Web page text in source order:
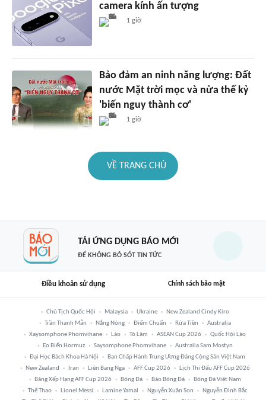
camera kính ấn tượng
1 giờ
Bảo đảm an ninh năng lượng: Đất
nước Mặt trời mọc và nửa thế kỷ
'biến nguy thành cơ'
1 giờ
VỀ TRANG CHỦ
TẢI ỨNG DỤNG BÁO MỚI
ĐỂ KHÔNG BỎ SÓT TIN TỨC
Điều khoản sử dụng Chính sách bảo mật
Chủ Tịch Quốc Hội Malaysia Ukraine
New Zealand Cindy Kiro
Trần Thanh Mẫn
Nắng Nóng Điểm Chuẩn Rửa Tiền
Australia
Xaysomphone Phomvihane
Lào Tô Lâm ASEAN Cup 2026
Quốc Hội Lào
Eo Biển Hormuz
Saysomphone Phomvihane
Australia Sam Mostyn
Đại Học Bách Khoa Hà Nội
Ban Chấp Hành Trung Ương Đảng Cộng Sản Việt Nam
New Zealand
Iran Liên Bang Nga AFF Cup 2026
Lịch Thi Đấu AFF Cup 2026
Bảng Xếp Hạng AFF Cup 2026
Bóng Đá Báo Bóng Đá
Bóng Đá Việt Nam
Thể Thao
Lionel Messi Lamine Yamal Nguyễn Xuân Son
Nguyễn Đình Bắc